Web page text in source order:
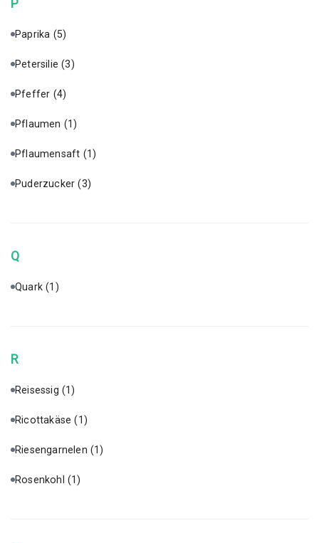
P
Paprika (5)
Petersilie(3)
Pfeffer (4)
Pflaumen (1)
Pflaumensaft (1)
Puderzucker(3)
Q
Quark(1)
R
Reisessig (1)
Ricottakäse(1)
Riesengarnelen (1)
Rosenkohl (1)